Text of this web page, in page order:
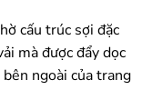
cấu trúc sợi đặc
mà được đẩy dọc
ngoài của trang